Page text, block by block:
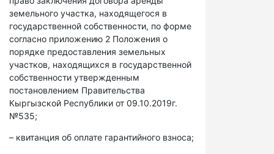
земельного участка, находящегося в
государственной собственности, по форме
согласно приложению 2 Положения о
порядке предоставления земельных
участков, находящихся в государственной
собственности утвержденным
постановлением Правительства
Кыргызской Республики от 09.10.2019г.
№535;
– квитанция об оплате гарантийного взноса;